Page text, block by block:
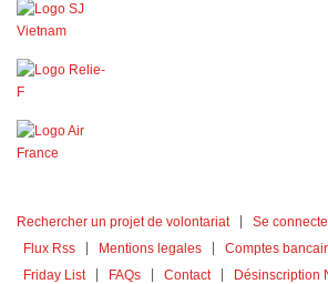
Rechercher un projet de volontariat Se
Flux Rss
Mentions legales
Comptes
Friday List
FAQs Contact
Désinscription